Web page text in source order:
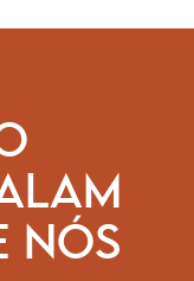
NÓS